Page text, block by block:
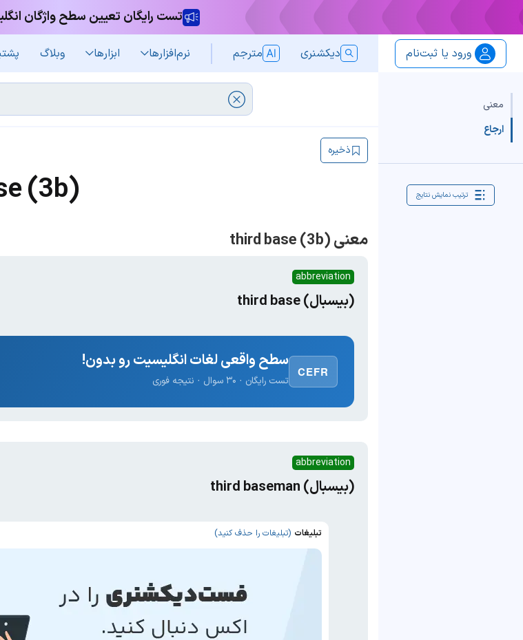
تست رایگان تعیین سطح واژگان
ورود یا ثبت‌نام دیکشنری مترجم نرم‌افزار‌ها ابزارها وبلاگ
معنی
ارجاع
ترتیب نمایش نتایج
ذخیره
(3b)
معنی third base (3b)
abbreviation
(بیسبال) third base
CEFR
سطح واقعی لغات انگلیسیت رو بدون!
تست رایگان · ۳۰ سوال · نتیجه فوری
abbreviation
(بیسبال) third baseman
تبلیغات (تبلیغات را حذف کنید)